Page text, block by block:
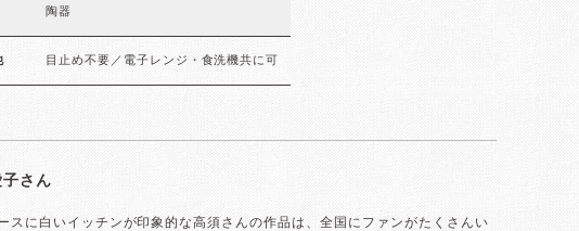
陶器
目止め不要／電子レンジ・食洗機共に可
さん
スに白いイッチンが印象的な高須さんの作品は、全国にファンがたくさんい